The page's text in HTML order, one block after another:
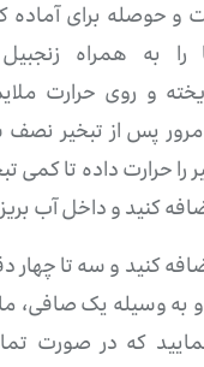
و حوصله برای آماده
را به همراه
و روی حرارت
مرور پس از تبخیر
حرارت داده تا کمی
کنید و داخل آب
کنید و سه تا چهار
و به وسیله یک صافی،
که در صورت